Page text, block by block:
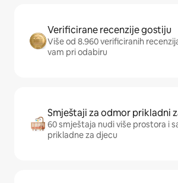
Verificirane recenzije gostiju
Više od 8.960 verificiranih
vam pri odabiru
Smještaji za odmor prikladni
60 smještaja nudi više prostora i
prikladne za djecu